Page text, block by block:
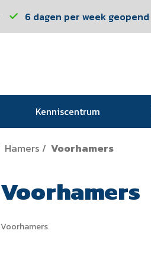
6 dagen per week geopend
Kenniscentrum
Hamers / Voorhamers
Voorhamers
Voorhamers